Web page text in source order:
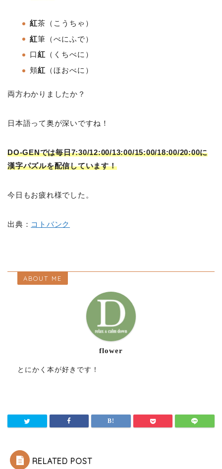
紅茶（こうちゃ）
紅筆（べにふで）
口紅 （くちべに）
頬紅 （ほおべに）
両方わかりましたか？
日本語って奥が深いですね！
DO-GENでは毎日7:30/12:00/13:00/15:00/18:00/20:00に
漢字パズルを配信しています！
今日もお疲れ様でした。
出典： コトバンク
ABOUT ME
flower
とにかく本が好きです！
RELATED POST